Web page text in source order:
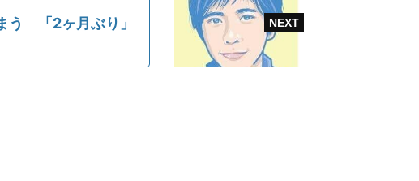
う 「2ヶ月ぶり」